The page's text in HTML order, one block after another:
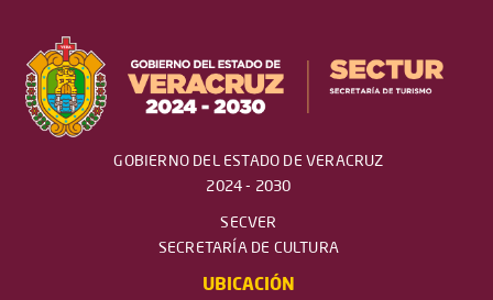
GOBIERNO DEL ESTADO DE VERACRUZ
2024 - 2030
SECVER
SECRETARÍA DE CULTURA
UBICACIÓN